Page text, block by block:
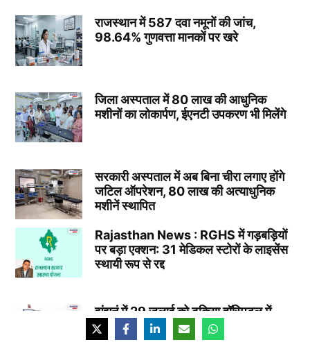
राजस्थान में 587 दवा नमूनों की जांच,
98.64% गुणवत्ता मानकों पर खरे
जिला अस्पताल में 80 लाख की आधुनिक
मशीनों का लोकार्पण, ईएनटी उपकरण भी मिलेंगे
सरकारी अस्पताल में अब बिना चीरा लगाए होंगे
जटिल ऑपरेशन, 80 लाख की अत्याधुनिक
मशीनें स्थापित
Rajasthan News : RGHS में गड़बड़ियों
पर बड़ा एक्शन: 31 मेडिकल स्टोरों के लाइसेंस
स्थायी रूप से रद्द
झुंझुनूं में 29 जुलाई को ढूकिया हॉस्पिटल में
निःशुल्क BMD जांच शिविर, हड्डियों की होगी
मुफ्त जांच